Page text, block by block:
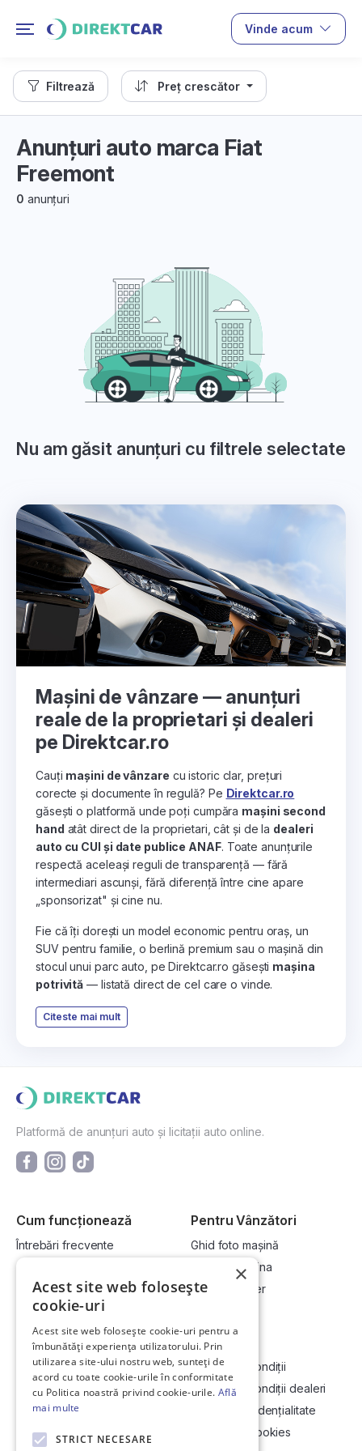
Vinde acum
Filtrează Preț crescător
Anunțuri auto marca Fiat
Freemont
0 anunțuri
Nu am găsit anunțuri cu filtrele selectate
Mașini de vânzare — anunțuri
reale de la proprietari și dealeri
pe Direktcar.ro
Cauți mașini de vânzare cu istoric clar, prețuri
corecte și documente în regulă? Pe Direktcar.ro
găsești o platformă unde poți cumpăra mașini second
hand atât direct de la proprietari, cât și de la dealeri
auto cu CUI și date publice ANAF. Toate anunțurile
respectă aceleași reguli de transparență — fără
intermediari ascunși, fără diferență între cine apare
„sponsorizat" și cine nu.
Fie că îți dorești un model economic pentru oraș, un
SUV pentru familie, o berlină premium sau o mașină din
stocul unui parc auto, pe Direktcar.ro găsești mașina
potrivită — listată direct de cel care o vinde.
Citeste mai mult
Platformă de anunțuri auto și licitații auto online.
Cum funcționează
Întrebări frecvente
Cum vând la licitație?
Pentru Vânzători
Ghid foto mașină
Vinde-ți mașina
Devino dealer
Link-uri utile
Informații utile vizionare
Contact
Soluționarea Online a litigiilor
ANCP
Compania
Termeni și condiții
Termeni și condiții dealeri
Politică confidențialitate
Politica de cookies
×
Acest site web folosește
cookie-uri
Acest site web folosește cookie-uri pentru a
îmbunătăți experiența utilizatorului. Prin
utilizarea site-ului nostru web, sunteți de
acord cu toate cookie-urile în conformitate
cu Politica noastră privind cookie-urile. Află
mai multe
STRICT NECESARE